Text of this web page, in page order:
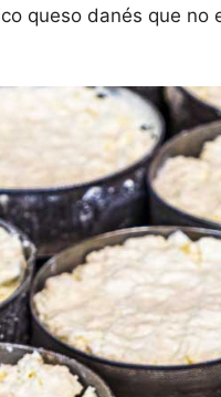
queso danés que